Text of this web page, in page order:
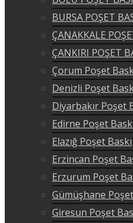
BURSA POŞET
ÇANAKKALE
ÇANKIRI POŞET
Çorum Poşet
Denizli Poşet
Diyarbakır Poşet
Edirne Poşet
Elazığ Poşet Baskı
Erzincan Poşet
Erzurum Poşet
Gümüşhane
Giresun Poşet